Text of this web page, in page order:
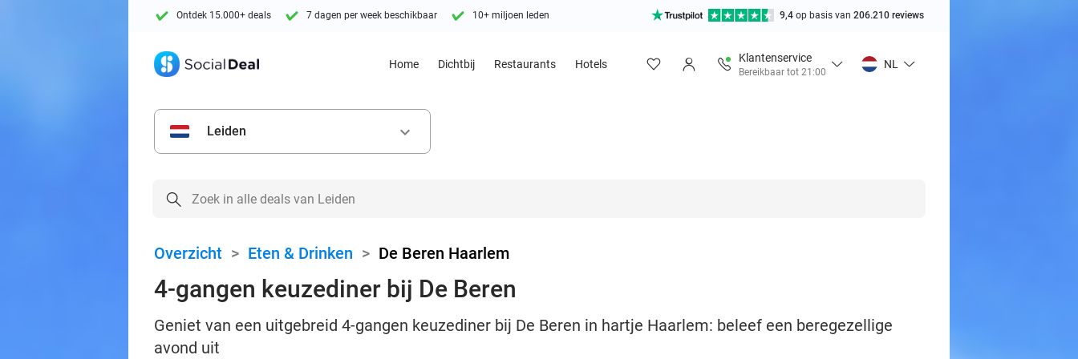
Ontdek 15.000+ deals 7 dagen per week beschikbaar 10+ miljoen leden 9,4 op basis van 206.210 reviews
Home Dichtbij Restaurants Hotels
Klantenservice
Bereikbaar tot 21:00
NL
Leiden keyboard_arrow_down
Overzicht > Eten & Drinken > De Beren Haarlem
4-gangen keuzediner bij De Beren
Geniet van een uitgebreid 4-gangen keuzediner bij De Beren in hartje Haarlem: beleef een beregezellige
avond uit